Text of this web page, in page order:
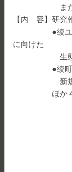
またはオ
【内 容】研究
●綾ユネス
に向けた
生態学
●綾町ユネ
新規食品
ほか４題